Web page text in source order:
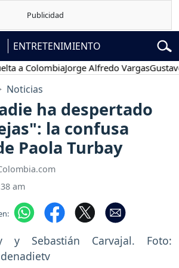
ENTRETENIMIENTO
Jorge Alfredo VargasGustavo
Noticias
ha despertado
la confusa
Paola Turbay
am